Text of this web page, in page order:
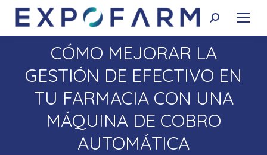
Buscar:
CÓMO MEJORAR LA
GESTIÓN DE EFECTIVO EN
TU FARMACIA CON UNA
MÁQUINA DE COBRO
AUTOMÁTICA
Estás aquí: